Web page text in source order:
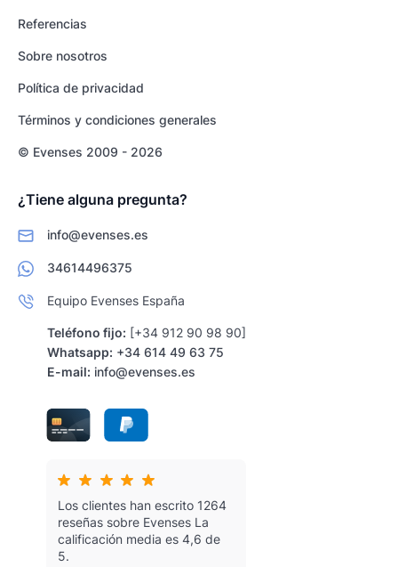
Referencias
Sobre nosotros
Política de privacidad
Términos y condiciones generales
© Evenses 2009 - 2026
¿Tiene alguna pregunta?
info@evenses.es
34614496375
Equipo Evenses España
Teléfono fijo: [+34 912 90 98 90]
Whatsapp: +34 614 49 63 75
E-mail: info@evenses.es
Los clientes han escrito 1264
reseñas sobre Evenses La
calificación media es 4,6 de
5.